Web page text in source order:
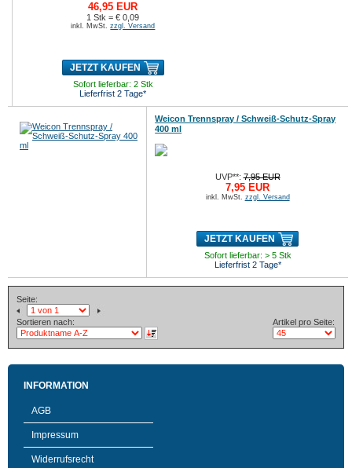
46,95 EUR
1 Stk = € 0,09
inkl. MwSt.zzgl. Versand
JETZT KAUFEN
Sofort lieferbar: 2 Stk
Lieferfrist 2 Tage*
Weicon Trennspray / Schweiß-Schutz-Spray
400 ml
UVP**:7,95 EUR
7,95 EUR
inkl. MwSt. zzgl. Versand
JETZT KAUFEN
Sofort lieferbar: > 5 Stk
Lieferfrist 2 Tage*
Seite:
Sortieren nach: Artikel pro Seite:
INFORMATION
AGB
Impressum
Widerrufsrecht